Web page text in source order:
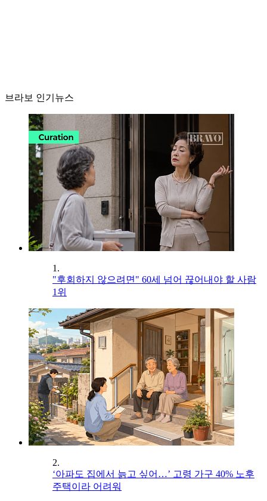
브라보 인기뉴스
1.
"후회하지 않으려면" 60세 넘어 끊어내야 할 사람
1위
2.
‘아파도 집에서 늙고 싶어…’ 고령 가구 40% 노후
주택이라 어려워